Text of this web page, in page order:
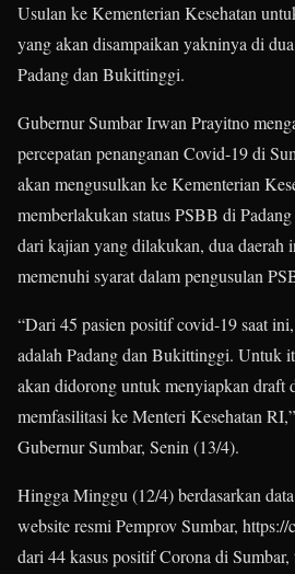
Usulan ke Kementerian Kesehatan
yang akan disampaikan yakninya di
Padang dan Bukittinggi.
Gubernur Sumbar Irwan Prayitno
percepatan penanganan Covid-19 di
akan mengusulkan ke Kementerian
memberlakukan status PSBB di
dari kajian yang dilakukan, dua daerah
memenuhi syarat dalam pengusulan
“Dari 45 pasien positif covid-19 saat
adalah Padang dan Bukittinggi. Untuk
akan didorong untuk menyiapkan draft
memfasilitasi ke Menteri Kesehatan
Gubernur Sumbar, Senin (13/4).
Hingga Minggu (12/4) berdasarkan
website resmi Pemprov Sumbar,
dari 44 kasus positif Corona di